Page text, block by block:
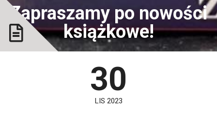
Zapraszamy po nowości
książkowe!
30
LIS 2023